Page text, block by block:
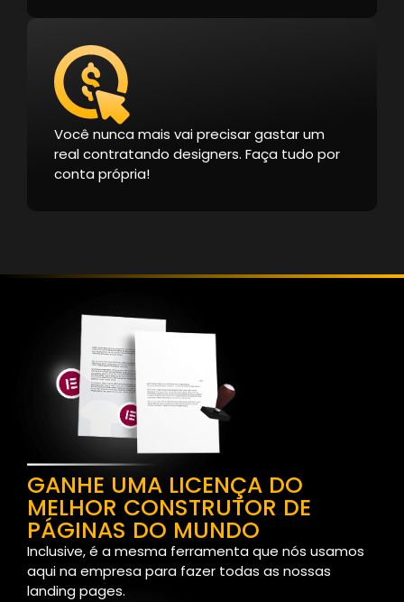
Você nunca mais vai precisar gastar um
real contratando designers. Faça tudo por
conta própria!
GANHE UMA LICENÇA DO
MELHOR CONSTRUTOR DE
PÁGINAS DO MUNDO
Inclusive, é a mesma ferramenta que nós usamos
aqui na empresa para fazer todas as nossas
landing pages.